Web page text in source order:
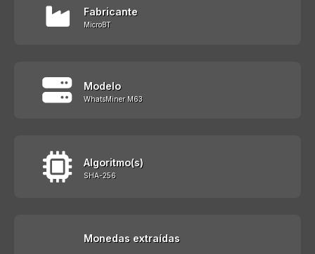
Fabricante
MicroBT
Modelo
WhatsMiner M63
Algoritmo(s)
SHA-256
Monedas extraídas